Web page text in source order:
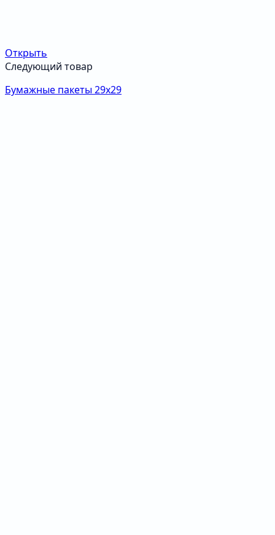
Открыть
Следующий товар
Бумажные пакеты 29х29